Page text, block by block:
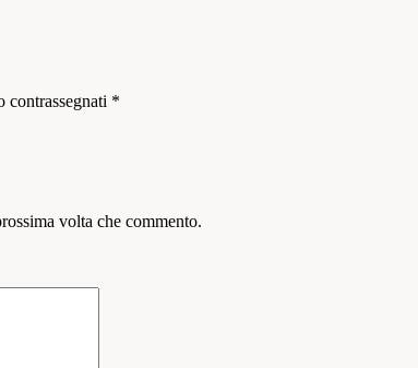
contrassegnati *
volta che commento.